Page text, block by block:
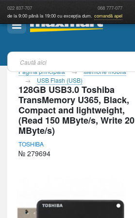
022 837-707 068 777-077
de la 9:00 până la 19:00 cu excepția dum. comandă apel
Pagina principală
Memorie mobilă
USB Flash (USB)
128GB USB3.0 Toshiba
TransMemory U365, Black,
Compact and lightweight,
(Read 150 MByte/s, Write 20
MByte/s)
TOSHIBA
№ 279694